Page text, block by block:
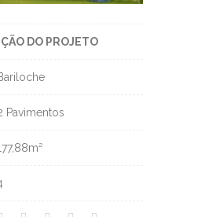
DO PROJETO
Pavimentos